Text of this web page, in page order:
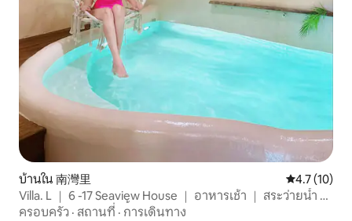
บ้านใน 南灣里 คะแนนเฉลี่ย
4.7 (10)
Villa. L ｜ 6 -17 Seaview House ｜ อาหารเช้า ｜ สระว่ายน้ำ ｜
Grill ｜ KTV ｜ สัตว์เลี้ยง ｜ 3 นาทีริมทะเล ｜ Hengchun
ครอบครัว · สถานที่ · การเดินทาง